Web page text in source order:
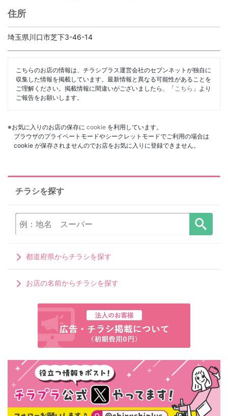
住所
埼玉県川口市芝下3-46-14
こちらのお店の情報は、チラシプラス運営会社のセブンネットが独自に
収集した情報を掲載しています。最新情報と異なる可能性があることを
ご理解ください。掲載情報に間違いがございましたら、「 こちら 」より
ご報告をお願いします。
※お気に入りのお店の保存に cookie を利用しています。
ブラウザのプライベートモードやシークレットモードでご利用の場合は
cookie が保存されませんのでお店をお気に入りに登録できません。
チラシを探す
都道府県からチラシを探す
お店の名前からチラシを探す